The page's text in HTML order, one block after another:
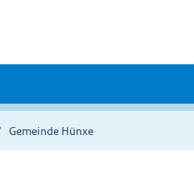
Gemeinde Hünxe